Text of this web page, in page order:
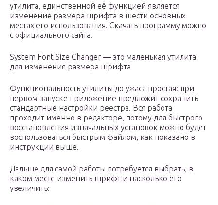
утилита, единственной её функцией является
изменение размера шрифта в шести основных
местах его использования. Скачать программу можно
с официального сайта.
System Font Size Changer — это маленькая утилита
для изменения размера шрифта
Функциональность утилиты до ужаса простая: при
первом запуске приложение предложит сохранить
стандартные настройки реестра. Вся работа
проходит именно в редакторе, потому для быстрого
восстановления изначальных установок можно будет
воспользоваться быстрым файлом, как показано в
инструкции выше.
Дальше для самой работы потребуется выбрать, в
каком месте изменить шрифт и насколько его
увеличить: